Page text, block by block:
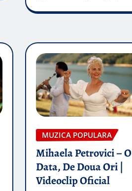
MUZICA POPULARA
Mihaela Petrovici – O
Data, De Doua Ori |
Videoclip Oficial